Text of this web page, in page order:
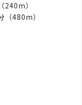
240m）
（480m）